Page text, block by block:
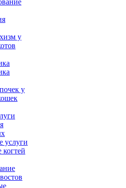
у
у
услуги
когтей